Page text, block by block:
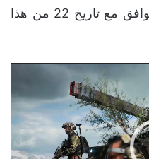
من الأسبوع المقبل، والذي ستوافق مع تاريخ 22 من هذا